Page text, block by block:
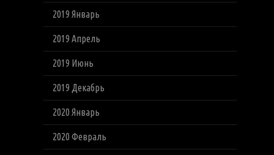
2019 Январь
2019 Апрель
2019 Июнь
2019 Декабрь
2020 Январь
2020 Февраль